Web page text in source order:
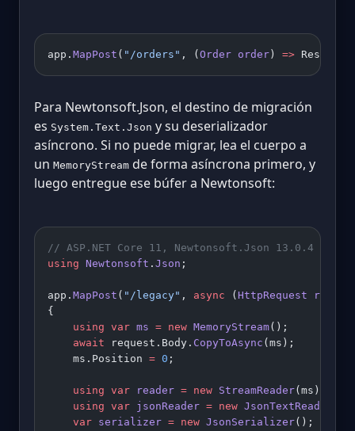
app. MapPost ( "/orders" , ( Order order ) => Results.
Para Newtonsoft.Json, el destino de migración
es System.Text.Json y su deserializador
asíncrono. Si no puede migrar, lea el cuerpo a
un MemoryStream de forma asíncrona primero, y
luego entregue ese búfer a Newtonsoft:
// ASP.NET Core 11, Newtonsoft.Json 13.0.4
using Newtonsoft . Json ;
app. MapPost ( "/legacy" , async ( HttpRequest
{
    using
var ms = new MemoryStream();
    await
request.Body. CopyToAsync (ms);
    ms.Position
= 0 ;
    using
var reader = new StreamReader(ms);
    using
var jsonReader = new JsonTextReader
    var
serializer = new JsonSerializer();